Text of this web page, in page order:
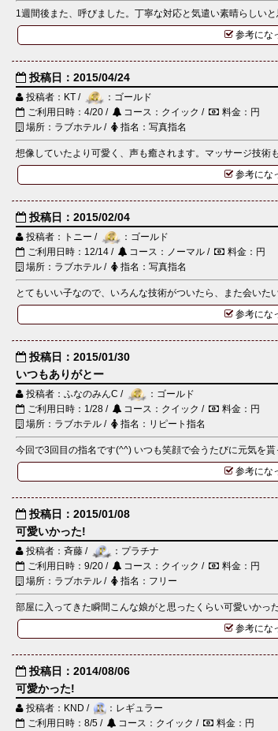
1週間後また、呼びました。丁寧な対応と気遣い素晴らしい
参考にな
投稿日：2015/04/24
投稿者：KT /
：ゴールド
ご利用日時：4/20 /
コース：クイック /
料金：円
場所：ラブホテル /
指名：写真指名
想像していたより可愛く、声も癒されます。マッサージ技術
参考にな
投稿日：2015/02/04
投稿者：トニー /
：ゴールド
ご利用日時：12/14 /
コース：ノーマル /
料金：円
場所：ラブホテル /
指名：写真指名
とてもいい子なので、いろんな技術がついたら、また会いたい
参考にな
投稿日：2015/01/30
いつもありがとー
投稿者：ふなのみんC /
：ゴールド
ご利用日時：1/28 /
コース：クイック /
料金：円
場所：ラブホテル /
指名：リピート指名
今回で3回目の指名です(^^) いつも笑顔で会うたびに元気を
参考にな
投稿日：2015/01/08
可愛いかった!
投稿者：斉藤 /
：プラチナ
ご利用日時：9/20 /
コース：クイック /
料金：円
場所：ラブホテル /
指名：フリー
部屋に入ってきた瞬間こんな娘がと思ったくらい可愛いかっ
参考にな
投稿日：2014/08/06
可愛かった!
投稿者：KND /
：レギュラー
ご利用日時：8/5 /
コース：クイック /
料金：円